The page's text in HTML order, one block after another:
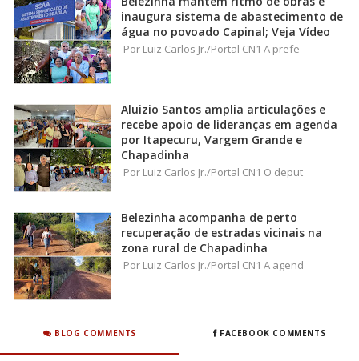
inaugura sistema de abastecimento de
água no povoado Capinal; Veja Vídeo
Por Luiz Carlos Jr./Portal CN1 A prefe
Aluizio Santos amplia articulações e
recebe apoio de lideranças em agenda
por Itapecuru, Vargem Grande e
Chapadinha
Por Luiz Carlos Jr./Portal CN1 O deput
Belezinha acompanha de perto
recuperação de estradas vicinais na
zona rural de Chapadinha
Por Luiz Carlos Jr./Portal CN1 A agend
BLOG COMMENTS FACEBOOK COMMENTS